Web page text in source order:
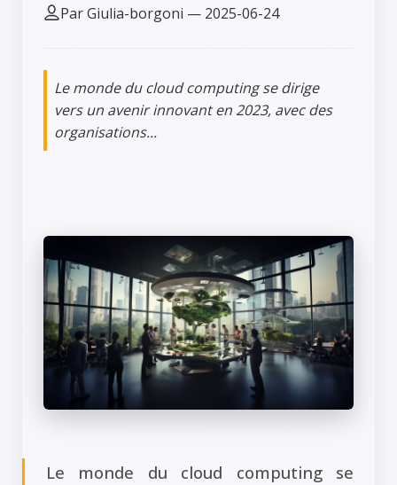
Par Giulia-borgoni — 2025-06-24
Le monde du cloud computing se dirige
vers un avenir innovant en 2023, avec des
organisations...
Le monde du cloud computing se